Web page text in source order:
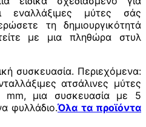
εναλλάξιμες μύτες σάς
τη δημιουργικότητά
με μια πληθώρα στυλ
συσκευασία. Περιεχόμενα:
ατσάλινες μύτες
mm, μια συσκευασία με 5
φυλλάδιο.Όλα τα προϊόντα